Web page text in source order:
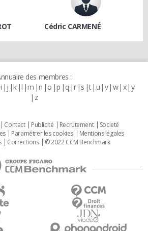
Cédric CARMENÉ
des membres :
i j k l m n o p q r s t u v w x y
z
Contact Publicité Recrutement
Societé
Paramétrer les cookies
Mentions légales
Corrections © 2022 CCM Benchmark